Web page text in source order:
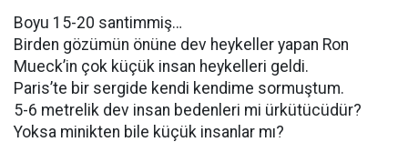
Boyu 15-20 santimmiş…
Birden gözümün önüne dev heykeller yapan Ron
Mueck’in çok küçük insan heykelleri geldi.
Paris’te bir sergide kendi kendime sormuştum.
5-6 metrelik dev insan bedenleri mi ürkütücüdür?
Yoksa minikten bile küçük insanlar mı?